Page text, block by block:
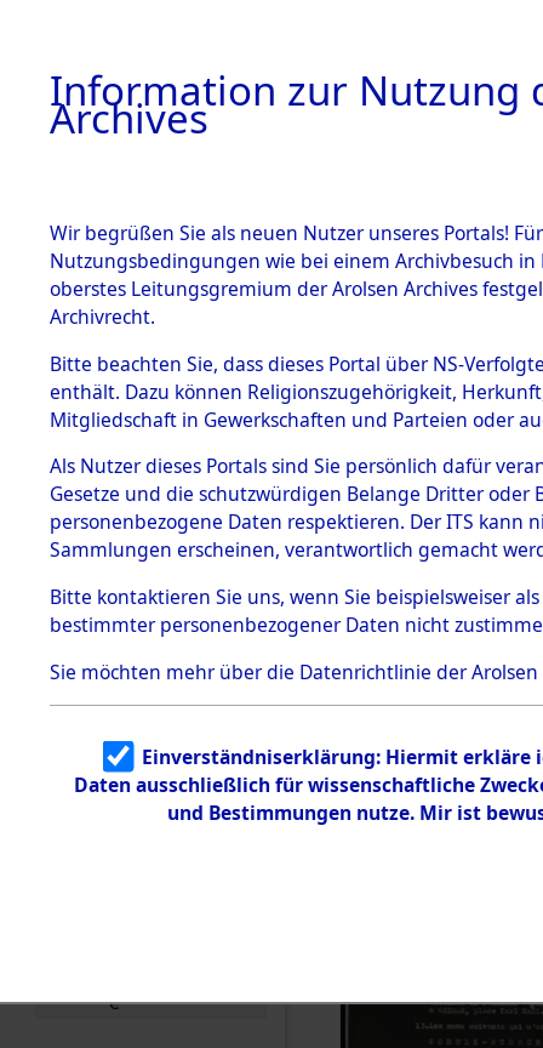
BESTÄNDE
1.
mente
5. Verschiedenes
5.3
Todesmärsche
5.3.1 Alliierte
Erhebungen
zu
Todesmärsch
en
5.3.2
Identifizierun
g
5.3.3
Todesmärsch
e
Information zur Nutzung
Archives
Wir begrüßen Sie als neuen Nutzer unseres Portals!
Nutzungsbedingungen wie bei einem Archivbesuch
oberstes Leitungsgremium der Arolsen Archives
Archivrecht.
Bitte beachten Sie, dass dieses Portal über NS-
enthält. Dazu können Religionszugehörigkeit,
Mitgliedschaft in Gewerkschaften und Parteien oder
Als Nutzer dieses Portals sind Sie persönlich dafür
Gesetze und die schutzwürdigen Belange Dritter
personenbezogene Daten respektieren. Der ITS
Sammlungen erscheinen, verantwortlich gemacht
Bitte kontaktieren Sie uns, wenn Sie beispielsweiser
bestimmter personenbezogener Daten nicht
Sie möchten mehr über die Datenrichtlinie der Arolsen
Einverständniserklärung: Hiermit erkläre
Daten ausschließlich für wissenschaftliche
und Bestimmungen nutze. Mir ist